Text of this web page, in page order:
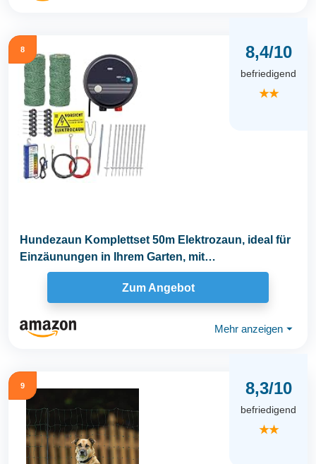
8 8,4/10
befriedigend
★★
Hundezaun Komplettset 50m Elektrozaun, ideal für
Einzäunungen in Ihrem Garten, mit
umfangreichem...
Zum Angebot
Mehr anzeigen ⏷
9 8,3/10
befriedigend
★★